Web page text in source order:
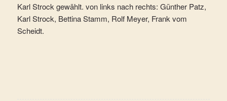
Karl Strock gewählt. von links nach rechts: Günther Patz,
Karl Strock, Bettina Stamm, Rolf Meyer, Frank vom
Scheidt.